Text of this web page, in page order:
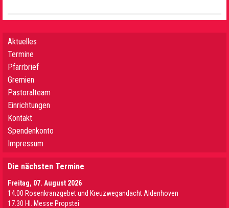
Aktuelles
Termine
Pfarrbrief
Gremien
Pastoralteam
Einrichtungen
Kontakt
Spendenkonto
Impressum
Die nächsten Termine
Freitag, 07. August 2026
14.00 Rosenkranzgebet und Kreuzwegandacht Aldenhoven
17.30 Hl. Messe Propstei